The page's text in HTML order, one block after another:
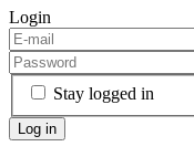
Login
Stay logged in